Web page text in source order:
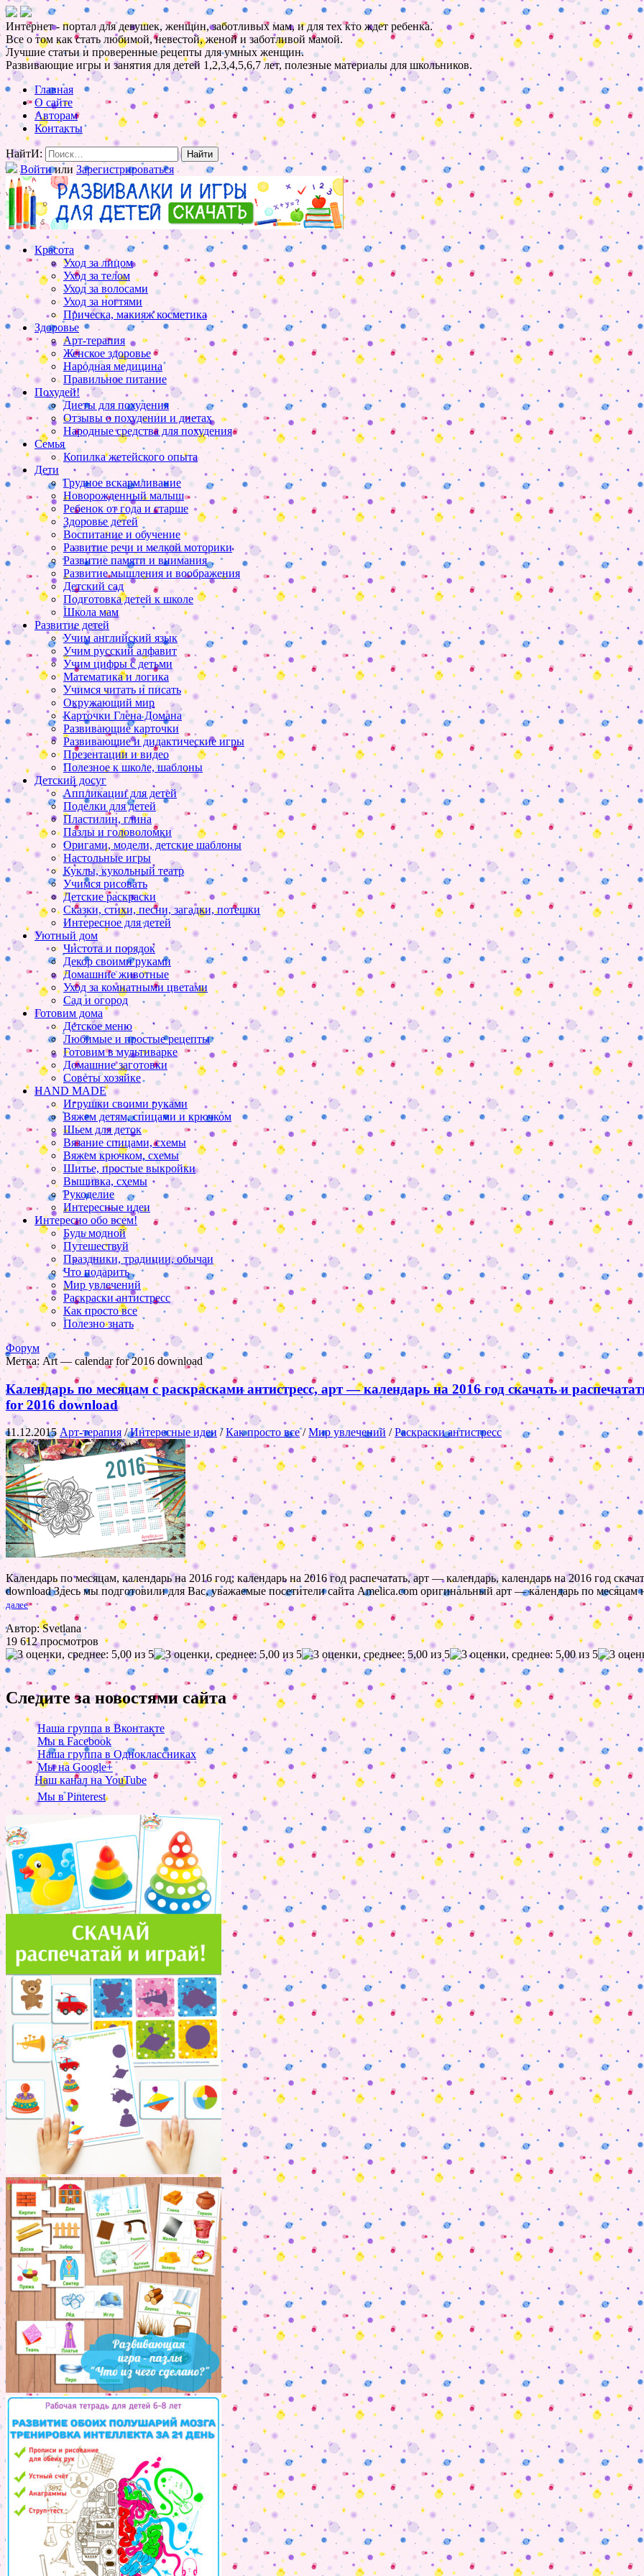
Интернет - портал для девушек, женщин, заботливых мам, и для тех кто ждет ребенка.
Все о том как стать любимой, невестой, женой и заботливой мамой.
Лучшие статьи и проверенные рецепты для умных женщин.
Развивающие игры и занятия для детей 1,2,3,4,5,6,7 лет, полезные материалы для школьников.
Главная
О сайте
Авторам
Контакты
НайтИ:
Войтиили Зарегистрироваться
Красота
Уход за лицом
Уход за телом
Уход за волосами
Уход за ногтями
Прическа, макияж косметика
Здоровье
Арт-терапия
Женское здоровье
Народная медицина
Правильное питание
Похудей!
Диеты для похудения
Отзывы о похудении и диетах
Народные средства для похудения
Семья
Копилка жетейского опыта
Дети
Грудное вскармливание
Новорожденный малыш
Ребенок от года и старше
Здоровье детей
Воспитание и обучение
Развитие речи и мелкой моторики
Развитие памяти и внимания
Развитие мышления и воображения
Детский сад
Подготовка детей к школе
Школа мам
Развитие детей
Учим английский язык
Учим русский алфавит
Учим цифры с детьми
Математика и логика
Учимся читать и писать
Окружающий мир
Карточки Глена Домана
Развивающие карточки
Развивающие и дидактические игры
Презентации и видео
Полезное к школе, шаблоны
Детский досуг
Аппликации для детей
Поделки для детей
Пластилин, глина
Пазлы и головоломки
Оригами, модели, детские шаблоны
Настольные игры
Куклы, кукольный театр
Учимся рисовать
Детские раскраски
Сказки, стихи, песни, загадки, потешки
Интересное для детей
Уютный дом
Чистота и порядок
Декор своими руками
Домашние животные
Уход за комнатными цветами
Сад и огород
Готовим дома
Детское меню
Любимые и простые рецепты
Готовим в мультиварке
Домашние заготовки
Советы хозяйке
HAND MADE
Игрушки своими руками
Вяжем детям, спицами и крючком
Шьем для деток
Вязание спицами, схемы
Вяжем крючком, схемы
Шитье, простые выкройки
Вышивка, схемы
Рукоделие
Интересные идеи
Интересно обо всем!
Будь модной
Путешествуй
Праздники, традиции, обычаи
Что подарить
Мир увлечений
Раскраски антистресс
Как просто все
Полезно знать
Форум
Метка: Art — calendar for 2016 download
Календарь по месяцам с раскрасками антистресс, арт — календарь на 2016 год скачать и
for 2016 download
11.12.2015Арт-терапия /Интересные идеи /Как просто все/Мир увлечений /Раскраски антистресс
Календарь по месяцам, календарь на 2016 год, календарь на 2016 год распечатать, арт — календарь, календарь на 2016 год
download Здесь мы подготовили для Вас, уважаемые посетители сайта Amelica.com оригинальный арт — календарь по месяцам
далее
Автор: Svetlana
19 612 просмотров
Следите за новостями сайта
Наша группа в Вконтакте
Мы в Facebook
Наша группа в Одноклассниках
Мы на Google+
Наш канал на YouTube
Мы в Pinterest